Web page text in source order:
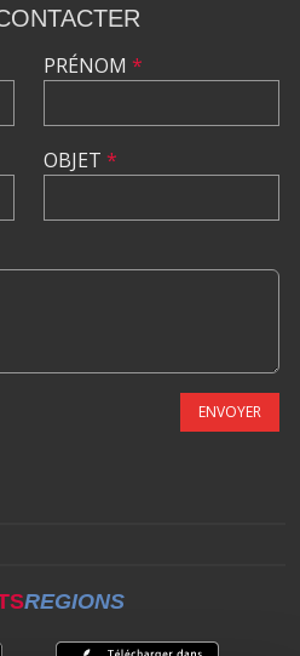
PRÉNOM *
OBJET *
ENVOYER
REGIONS